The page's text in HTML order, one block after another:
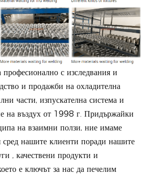
с изследвания и
и продажби на охладителна
части, изпускателна система и
на въздух от 1998 г. Придържайки
на взаимни ползи, ние имаме
сред нашите клиенти поради нашите
, качествени продукти и
е ключът за нас да печелим